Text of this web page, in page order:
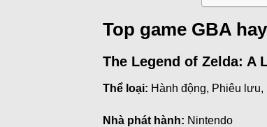
Top game GBA
The Legend of Zelda: A
Thể loại: Hành động, Phiêu lưu,
Nhà phát hành: Nintendo